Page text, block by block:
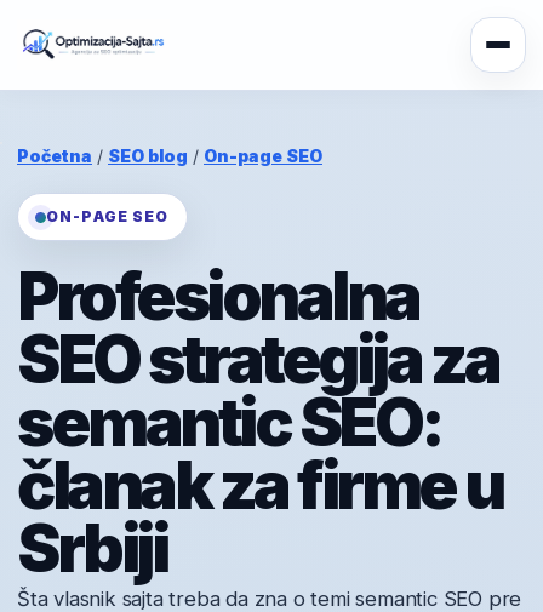
Početna / SEO blog / On-page SEO
ON-PAGE SEO
Profesionalna
SEO strategija za
semantic SEO:
članak za firme u
Srbiji
Šta vlasnik sajta treba da zna o temi semantic SEO pre